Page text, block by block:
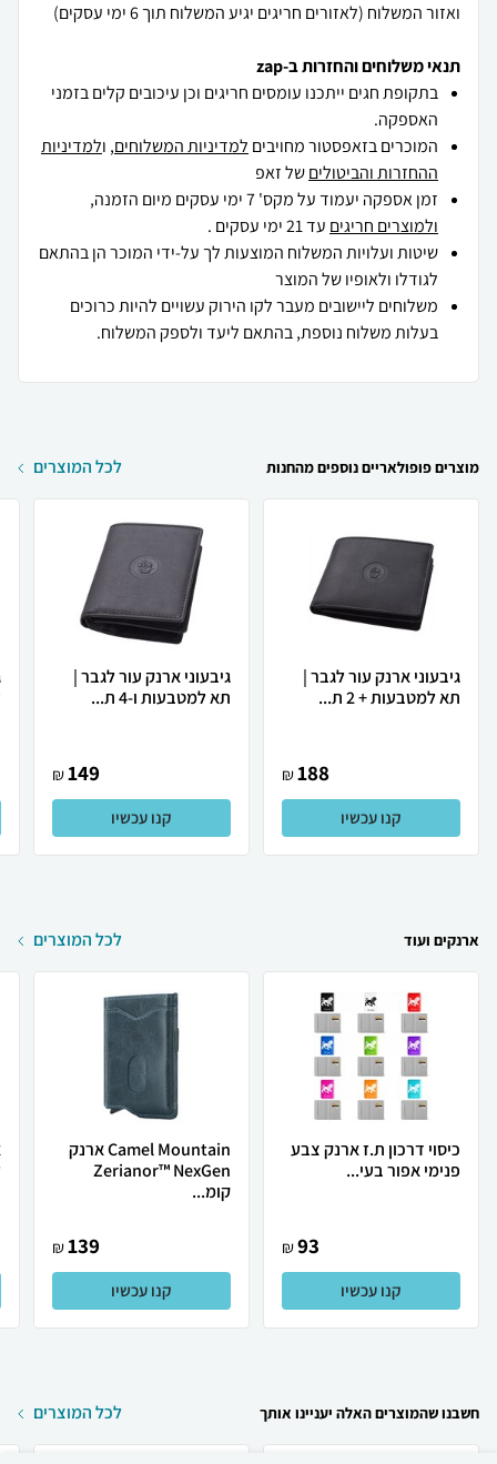
ואזור המשלוח (לאזורים חריגים יגיע המשלוח תוך 6 ימי עסקים)
תנאי משלוחים והחזרות ב-zap
בתקופת חגים ייתכנו עומסים חריגים וכן עיכובים קלים בזמני
האספקה.
המוכרים בזאפסטור מחויבים למדיניות המשלוחים, ולמדיניות
ההחזרות והביטוליםשל זאפ
זמן אספקה יעמוד על מקס' 7 ימי עסקים מיום הזמנה,
ולמוצרים חריגים עד 21 ימי עסקים .
שיטות ועלויות המשלוח המוצעות לך על-ידי המוכר הן בהתאם
לגודלו ולאופיו של המוצר
משלוחים ליישובים מעבר לקו הירוק עשויים להיות כרוכים
בעלות משלוח נוספת, בהתאם ליעד ולספק המשלוח.
מוצרים פופולאריים נוספים מהחנות לכל המוצרים
גיבעוני ארנק עור לגבר |
תא למטבעות + 2 ת...
188
₪
קנו עכשיו
גיבעוני ארנק עור לגבר |
תא למטבעות ו-4 ת...
149
₪
קנו עכשיו
ארנקים ועוד לכל המוצרים
כיסוי דרכון ת.ז ארנק צבע
פנימי אפור בעי...
93
₪
קנו עכשיו
Camel Mountain ארנק
Zerianor™ NexGen
קומ...
139
₪
קנו עכשיו
חשבנו שהמוצרים האלה יעניינו אותך לכל המוצרים